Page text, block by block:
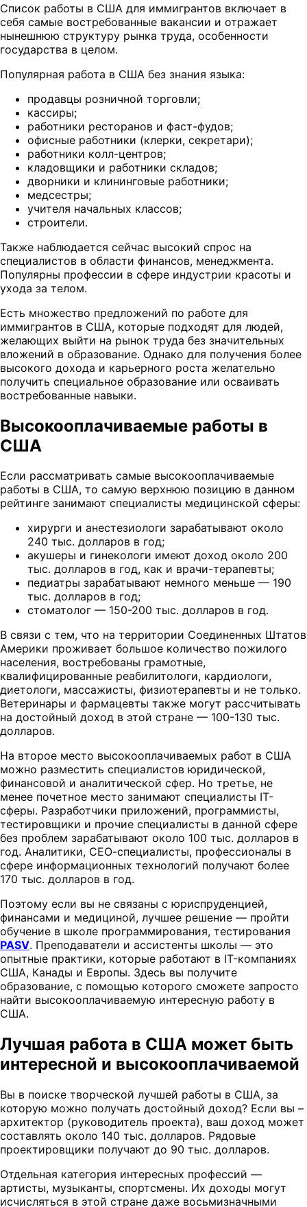
Список работы в США для иммигрантов включает в
себя самые востребованные вакансии и отражает
нынешнюю структуру рынка труда, особенности
государства в целом.
Популярная работа в США без знания языка:
продавцы розничной торговли;
кассиры;
работники ресторанов и фаст-фудов;
офисные работники (клерки, секретари);
работники колл-центров;
кладовщики и работники складов;
дворники и клининговые работники;
медсестры;
учителя начальных классов;
строители.
Также наблюдается сейчас высокий спрос на
специалистов в области финансов, менеджмента.
Популярны профессии в сфере индустрии красоты и
ухода за телом.
Есть множество предложений по работе для
иммигрантов в США, которые подходят для людей,
желающих выйти на рынок труда без значительных
вложений в образование. Однако для получения более
высокого дохода и карьерного роста желательно
получить специальное образование или осваивать
востребованные навыки.
Высокооплачиваемые работы в
США
Если рассматривать самые высокооплачиваемые
работы в США, то самую верхнюю позицию в данном
рейтинге занимают специалисты медицинской сферы:
хирурги и анестезиологи зарабатывают около
240 тыс. долларов в год;
акушеры и гинекологи имеют доход около 200
тыс. долларов в год, как и врачи-терапевты;
педиатры зарабатывают немного меньше — 190
тыс. долларов в год;
стоматолог — 150-200 тыс. долларов в год.
В связи с тем, что на территории Соединенных Штатов
Америки проживает большое количество пожилого
населения, востребованы грамотные,
квалифицированные реабилитологи, кардиологи,
диетологи, массажисты, физиотерапевты и не только.
Ветеринары и фармацевты также могут рассчитывать
на достойный доход в этой стране — 100-130 тыс.
долларов.
На второе место высокооплачиваемых работ в США
можно разместить специалистов юридической,
финансовой и аналитической сфер. Но третье, не
менее почетное место занимают специалисты IT-
сферы. Разработчики приложений, программисты,
тестировщики и прочие специалисты в данной сфере
без проблем зарабатывают около 100 тыс. долларов в
год. Аналитики, СЕО-специалисты, профессионалы в
сфере информационных технологий получают более
170 тыс. долларов в год.
Поэтому если вы не связаны с юриспруденцией,
финансами и медициной, лучшее решение — пройти
обучение в школе программирования, тестирования
PASV. Преподаватели и ассистенты школы — это
опытные практики, которые работают в IT-компаниях
США, Канады и Европы. Здесь вы получите
образование, с помощью которого сможете запросто
найти высокооплачиваемую интересную работу в
США.
Лучшая работа в США может быть
интересной и высокооплачиваемой
Вы в поиске творческой лучшей работы в США, за
которую можно получать достойный доход? Если вы –
архитектор (руководитель проекта), ваш доход может
составлять около 140 тыс. долларов. Рядовые
проектировщики получают до 90 тыс. долларов.
Отдельная категория интересных профессий —
артисты, музыканты, спортсмены. Их доходы могут
исчисляться в этой стране даже восьмизначными